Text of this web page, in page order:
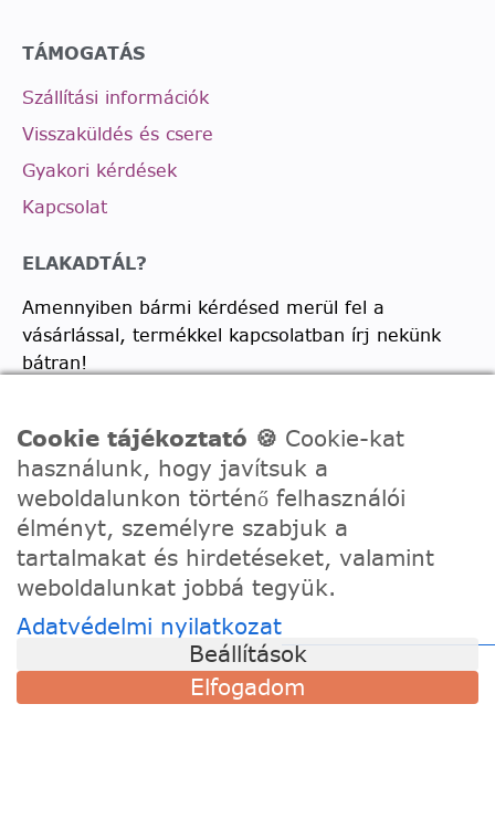
TÁMOGATÁS
Szállítási információk
Visszaküldés és csere
Gyakori kérdések
Kapcsolat
ELAKADTÁL?
Amennyiben bármi kérdésed merül fel a
vásárlással, termékkel kapcsolatban írj nekünk
bátran!
Ügyfélszolgálati e-mail: hello@festede.hu
Egyedi képes számfestőkkel kapcsolatban:
egyedi@festede.hu
Facebook Messenger
Csatlakozz 19.000 fős Facebook csoportunkhoz!
Cookie tájékoztató 🍪 Cookie-kat
használunk, hogy javítsuk a
weboldalunkon történő felhasználói
élményt, személyre szabjuk a
tartalmakat és hirdetéseket, valamint
weboldalunkat jobbá tegyük.
Adatvédelmi nyilatkozat
Beállítások
Elfogadom